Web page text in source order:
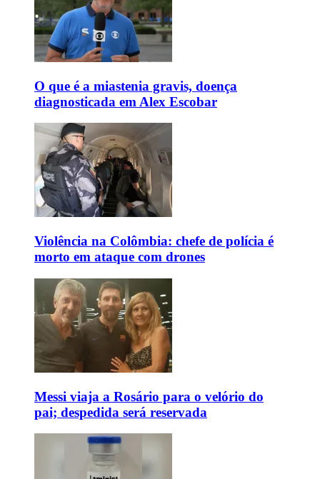
O que é a miastenia gravis, doença
diagnosticada em Alex Escobar
Violência na Colômbia: chefe de polícia é
morto em ataque com drones
Messi viaja a Rosário para o velório do
pai; despedida será reservada